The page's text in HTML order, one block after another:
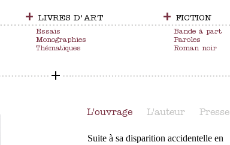
+LIVRES D'ART
Essais
Monographies
Thématiques
+ FICTION
Bande à part
Paroles
Roman noir
L'ouvrage L'auteur Presse
Suite à sa disparition accidentelle en
à la sculpture non figurative. À partir